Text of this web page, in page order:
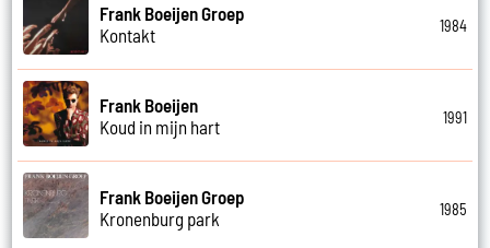
Frank Boeijen Groep
Kontakt
1984
Frank Boeijen
Koud in mijn hart
1991
Frank Boeijen Groep
Kronenburg park
1985